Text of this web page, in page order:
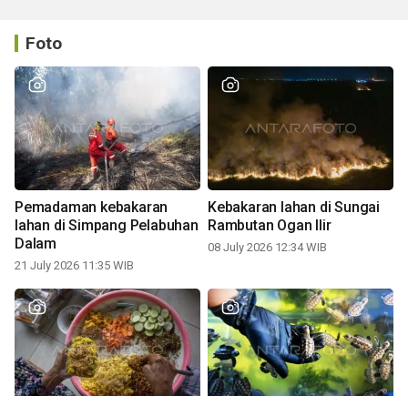
Foto
Pemadaman kebakaran
lahan di Simpang Pelabuhan
Dalam
21 July 2026 11:35 WIB
Kebakaran lahan di Sungai
Rambutan Ogan Ilir
08 July 2026 12:34 WIB